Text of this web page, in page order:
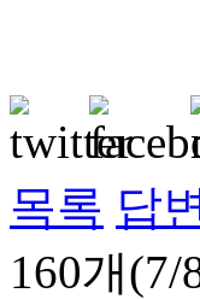
목록 답
160개(7/